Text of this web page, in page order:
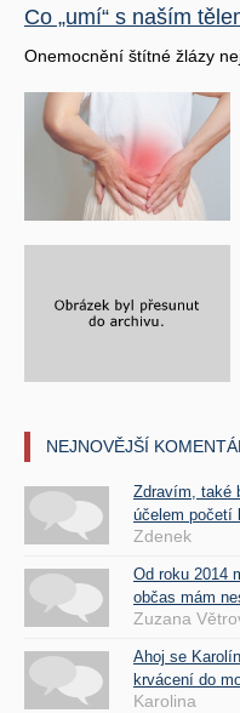
Co „umí“ s naším
Onemocnění štítné žlázy
NEJNOVĚJŠÍ
Zdravím, také
účelem početí
Zdenek
Od roku 2014
občas mám
Zuzana
Ahoj se
krvácení do
Karolina